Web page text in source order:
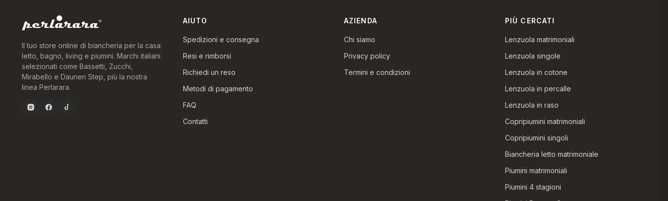
Il tuo store online di biancheria per la casa:
letto, bagno, living e piumini. Marchi italiani
selezionati come Bassetti, Zucchi,
Mirabello e Daunen Step, più la nostra
linea Perlarara.
AIUTO
Spedizioni e consegna
Resi e rimborsi
Richiedi un reso
Metodi di pagamento
FAQ
Contatti
AZIENDA
Chi siamo
Privacy policy
Termini e condizioni
PIÙ CERCATI
Lenzuola matrimoniali
Lenzuola singole
Lenzuola in cotone
Lenzuola in percalle
Lenzuola in raso
Copripiumini matrimoniali
Copripiumini singoli
Biancheria letto matrimoniale
Piumini matrimoniali
Piumini 4 stagioni